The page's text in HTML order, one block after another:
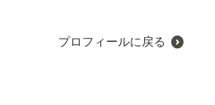
プロフィールに戻る